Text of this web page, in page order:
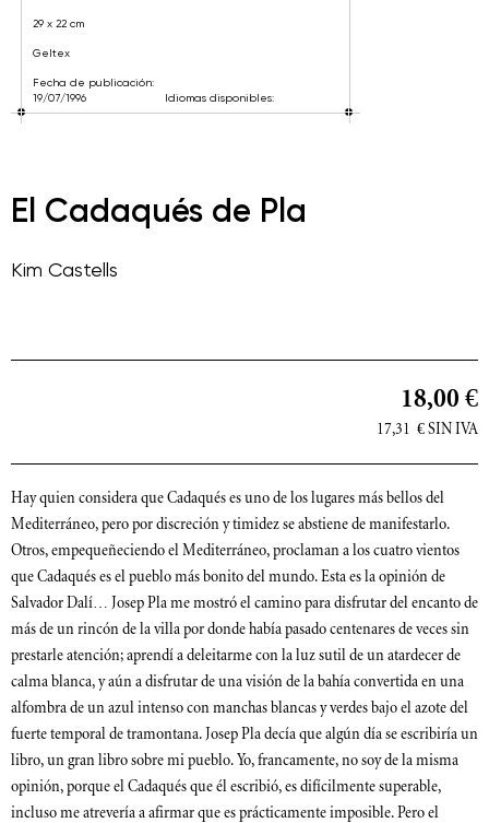
29 x 22 cm
Geltex
Fecha de publicación:
19/07/1996
Idiomas disponibles:
El Cadaqués de Pla
Kim Castells
18,00 €
17,31 € SIN IVA
Hay quien considera que Cadaqués es uno de los lugares más bellos del
Mediterráneo, pero por discreción y timidez se abstiene de manifestarlo.
Otros, empequeñeciendo el Mediterráneo, proclaman a los cuatro vientos
que Cadaqués es el pueblo más bonito del mundo. Esta es la opinión de
Salvador Dalí… Josep Pla me mostró el camino para disfrutar del encanto de
más de un rincón de la villa por donde había pasado centenares de veces sin
prestarle atención; aprendí a deleitarme con la luz sutil de un atardecer de
calma blanca, y aún a disfrutar de una visión de la bahía convertida en una
alfombra de un azul intenso con manchas blancas y verdes bajo el azote del
fuerte temporal de tramontana. Josep Pla decía que algún día se escribiría un
libro, un gran libro sobre mi pueblo. Yo, francamente, no soy de la misma
opinión, porque el Cadaqués que él escribió, es difícilmente superable,
incluso me atrevería a afirmar que es prácticamente imposible. Pero el